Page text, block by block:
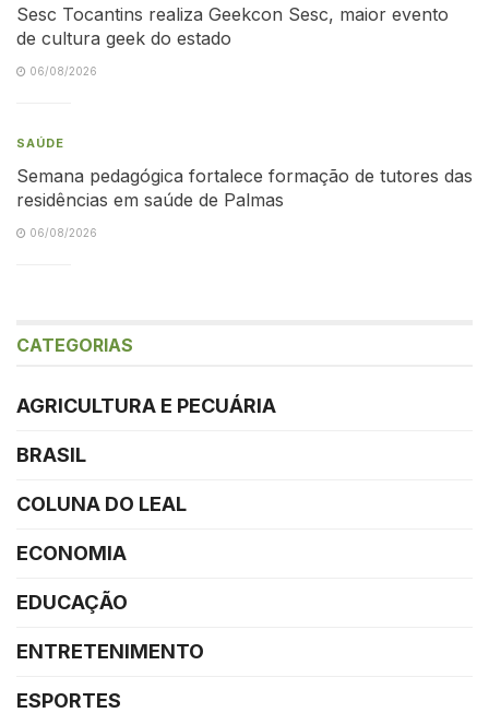
Sesc Tocantins realiza Geekcon Sesc, maior evento
de cultura geek do estado
06/08/2026
SAÚDE
Semana pedagógica fortalece formação de tutores das
residências em saúde de Palmas
06/08/2026
CATEGORIAS
AGRICULTURA E PECUÁRIA
BRASIL
COLUNA DO LEAL
ECONOMIA
EDUCAÇÃO
ENTRETENIMENTO
ESPORTES